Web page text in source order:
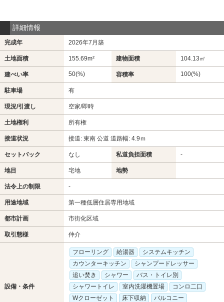
詳細情報
完成年 2026年7月築
土地面積 155.69m² 建物面積 104.13㎡
建ぺい率 50(%) 容積率 100(%)
駐車場 有
現況/引渡し 空家/即時
土地権利 所有権
接道状況 接道: 東南 公道 道路幅: 4.9ｍ
セットバック なし 私道負担面積 -
地目 宅地 地勢
法令上の制限 -
用途地域 第一種低層住居専用地域
都市計画 市街化区域
取引態様 仲介
設備・条件
フローリング 給湯器
システムキッチン
カウンターキッチン
シャンプードレッサー
追い焚き
シャワー
バス・トイレ別
シャワートイレ
室内洗濯機置場
コンロ二口
Wクローゼット
床下収納
バルコニー